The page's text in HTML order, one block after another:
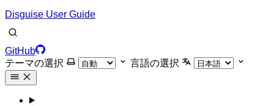
Disguise User Guide
GitHub
テーマの選択
言語の選択